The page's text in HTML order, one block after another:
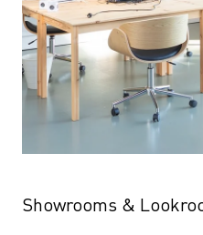
Showrooms &